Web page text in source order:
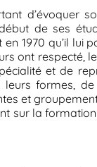
d’évoquer
de ses
1970 qu’il lui
ont respecté,
et de
formes,
et
sur la